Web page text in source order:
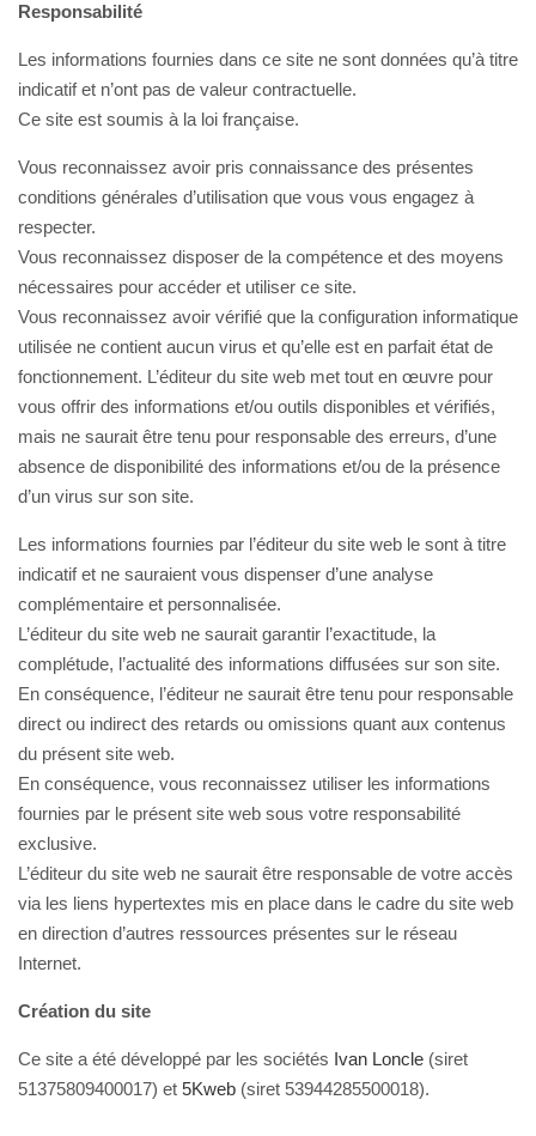
Responsabilité
Les informations fournies dans ce site ne sont données qu’à titre
indicatif et n’ont pas de valeur contractuelle.
Ce site est soumis à la loi française.
Vous reconnaissez avoir pris connaissance des présentes
conditions générales d’utilisation que vous vous engagez à
respecter.
Vous reconnaissez disposer de la compétence et des moyens
nécessaires pour accéder et utiliser ce site.
Vous reconnaissez avoir vérifié que la configuration informatique
utilisée ne contient aucun virus et qu’elle est en parfait état de
fonctionnement. L’éditeur du site web met tout en œuvre pour
vous offrir des informations et/ou outils disponibles et vérifiés,
mais ne saurait être tenu pour responsable des erreurs, d’une
absence de disponibilité des informations et/ou de la présence
d’un virus sur son site.
Les informations fournies par l’éditeur du site web le sont à titre
indicatif et ne sauraient vous dispenser d’une analyse
complémentaire et personnalisée.
L’éditeur du site web ne saurait garantir l’exactitude, la
complétude, l’actualité des informations diffusées sur son site.
En conséquence, l’éditeur ne saurait être tenu pour responsable
direct ou indirect des retards ou omissions quant aux contenus
du présent site web.
En conséquence, vous reconnaissez utiliser les informations
fournies par le présent site web sous votre responsabilité
exclusive.
L’éditeur du site web ne saurait être responsable de votre accès
via les liens hypertextes mis en place dans le cadre du site web
en direction d’autres ressources présentes sur le réseau
Internet.
Création du site
Ce site a été développé par les sociétés Ivan Loncle (siret
51375809400017) et 5Kweb (siret 53944285500018).